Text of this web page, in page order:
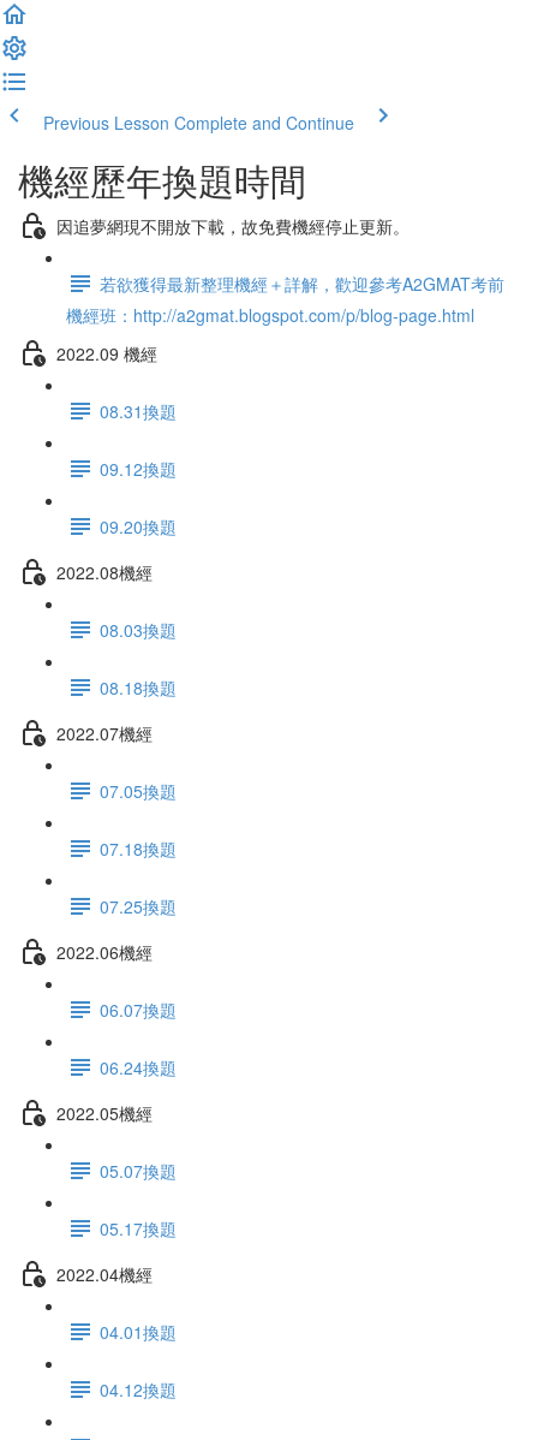
Previous Lesson Complete and Continue
機經歷年換題時間
因追夢網現不開放下載，故免費機經停止更新。
若欲獲得最新整理機經＋詳解，歡迎參考A2GMAT考前
機經班：http://a2gmat.blogspot.com/p/blog-page.html
2022.09 機經
08.31換題
09.12換題
09.20換題
2022.08機經
08.03換題
08.18換題
2022.07機經
07.05換題
07.18換題
07.25換題
2022.06機經
06.07換題
06.24換題
2022.05機經
05.07換題
05.17換題
2022.04機經
04.01換題
04.12換題